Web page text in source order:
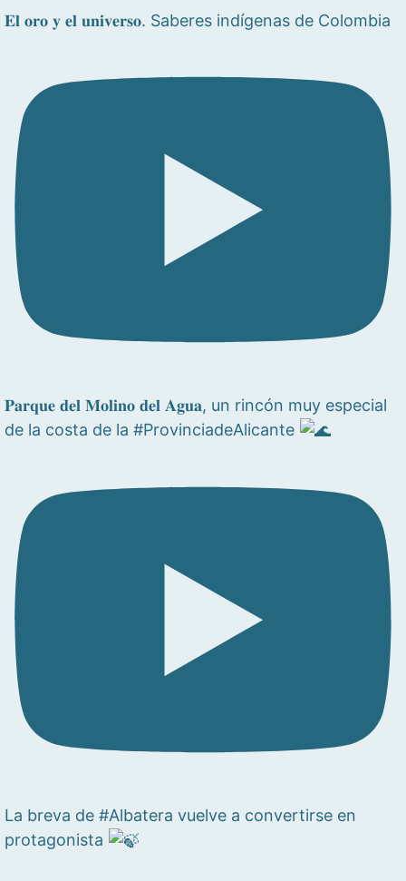
𝐄𝐥 𝐨𝐫𝐨 𝐲 𝐞𝐥 𝐮𝐧𝐢𝐯𝐞𝐫𝐬𝐨. Saberes indígenas de Colombia
𝐏𝐚𝐫𝐪𝐮𝐞 𝐝𝐞𝐥 𝐌𝐨𝐥𝐢𝐧𝐨 𝐝𝐞𝐥 𝐀𝐠𝐮𝐚, un rincón muy especial
de la costa de la #ProvinciadeAlicante
La breva de #Albatera vuelve a convertirse en
protagonista